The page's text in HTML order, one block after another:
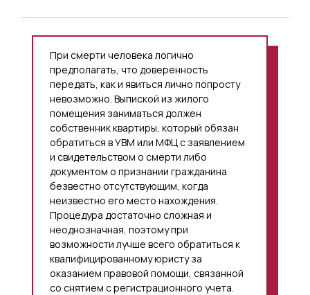
При смерти человека логично
предполагать, что доверенность
передать, как и явиться лично попросту
невозможно. Выпиской из жилого
помещения заниматься должен
собственник квартиры, который обязан
обратиться в УВМ или МФЦ с заявлением
и свидетельством о смерти либо
документом о признании гражданина
безвестно отсутствующим, когда
неизвестно его место нахождения.
Процедура достаточно сложная и
неоднозначная, поэтому при
возможности лучше всего обратиться к
квалифицированному юристу за
оказанием правовой помощи, связанной
со снятием с регистрационного учета.